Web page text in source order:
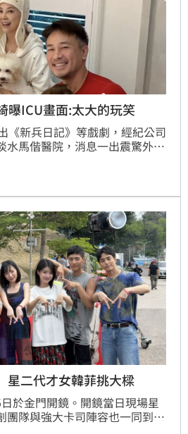
曝ICU畫面:太大的玩笑
《新兵日記》等戲劇，經紀公司
水馬偕醫院，消息一出震驚外
當時也出席入厝趴的兵家綺悲
星二代才女韓菲挑大樑
於金門開鏡。開鏡當日現場星
團隊與強大卡司陣容也一同到場